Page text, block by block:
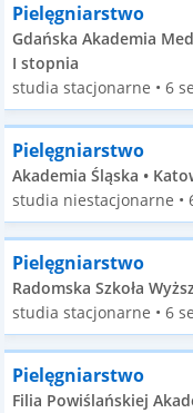
Pielęgniarstwo
Gdańska Akademia
I stopnia
studia stacjonarne • 6
Pielęgniarstwo
Akademia Śląska •
studia niestacjonarne •
Pielęgniarstwo
Radomska Szkoła
studia stacjonarne • 6
Pielęgniarstwo
Filia Powiślańskiej